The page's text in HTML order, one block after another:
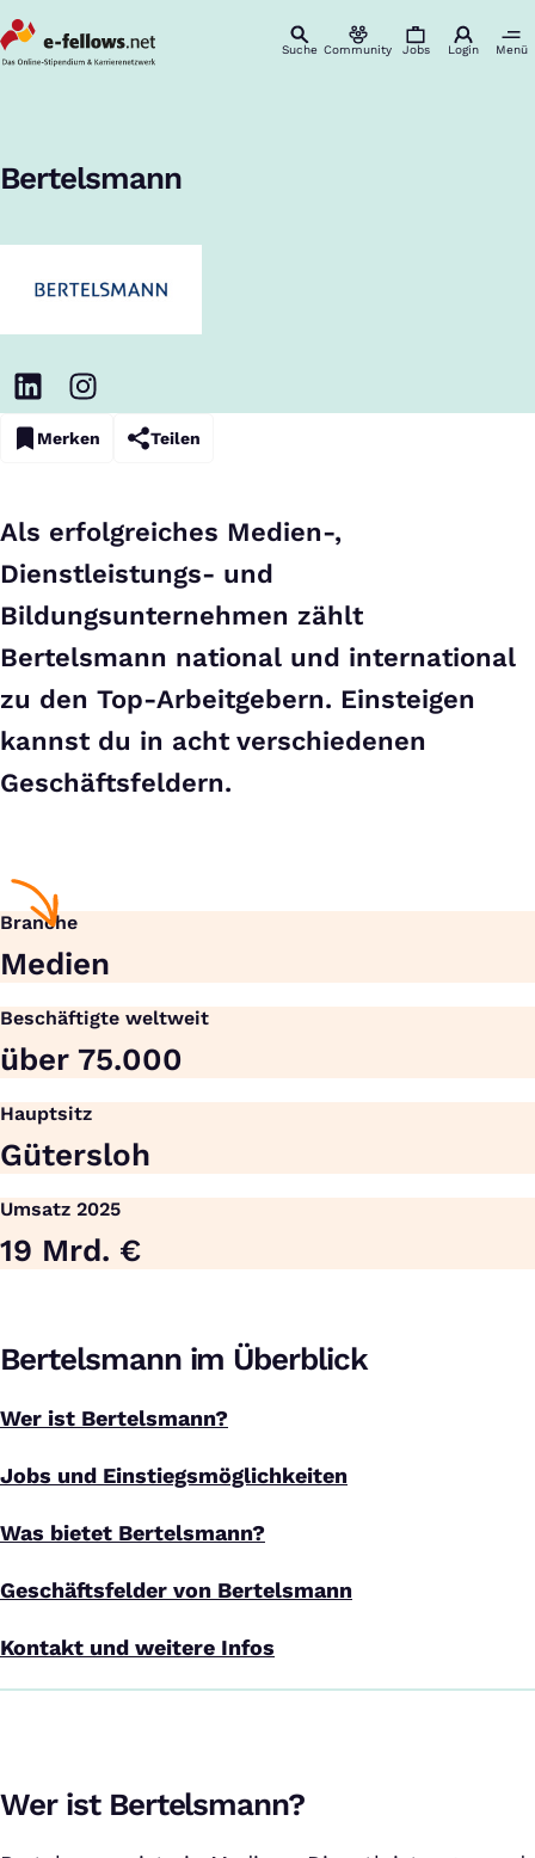
Suche Community Jobs Login Menü
Bertelsmann
Merken Teilen
Als erfolgreiches Medien-,
Dienstleistungs- und
Bildungsunternehmen zählt
Bertelsmann national und international
zu den Top-Arbeitgebern. Einsteigen
kannst du in acht verschiedenen
Geschäftsfeldern.
Branche
Medien
Beschäftigte weltweit
über 75.000
Hauptsitz
Gütersloh
Umsatz 2025
19 Mrd. €
Bertelsmann im Überblick
Wer ist Bertelsmann?
Jobs und Einstiegsmöglichkeiten
Was bietet Bertelsmann?
Geschäftsfelder von Bertelsmann
Kontakt und weitere Infos
Wer ist Bertelsmann?